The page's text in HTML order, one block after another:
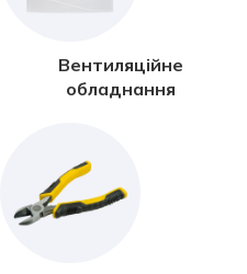
Вентиляційне
обладнання